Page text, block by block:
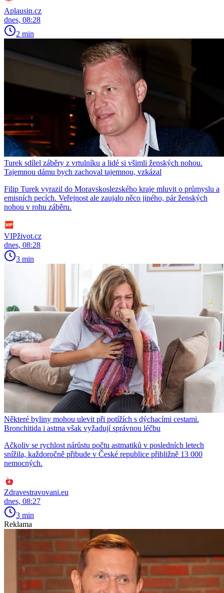
Aplausin.cz
dnes, 08:28
2 min
Turek sdílel záběry z vrtulníku a lidé si všimli ženských nohou.
Tajemnou dámu bych zachoval tajemnou, vzkázal
Filip Turek vyrazil do Moravskoslezského kraje mluvit o průmyslu a
emisních pecích. Veřejnost ale zaujalo něco jiného, pár ženských
nohou v rohu záběru.
VIPživot.cz
dnes, 08:28
3 min
Některé byliny mohou ulevit při potížích s dýchacími cestami.
Bronchitida i astma však vyžadují správnou léčbu
Ačkoliv se rychlost nárůstu počtu astmatiků v posledních letech
snížila, každoročně přibude v České republice přibližně 13 000
nemocných.
Zdravestravovani.eu
dnes, 08:27
3 min
Reklama